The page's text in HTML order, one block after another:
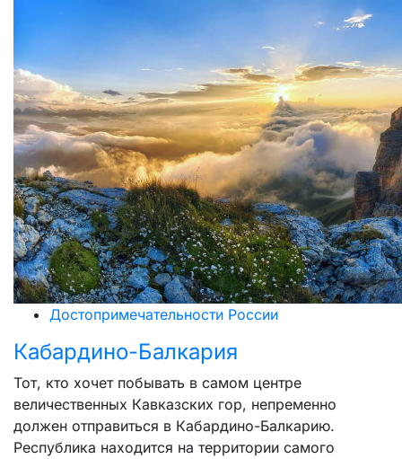
Достопримечательности России
Кабардино-Балкария
Тот, кто хочет побывать в самом центре
величественных Кавказских гор, непременно
должен отправиться в Кабардино-Балкарию.
Республика находится на территории самого